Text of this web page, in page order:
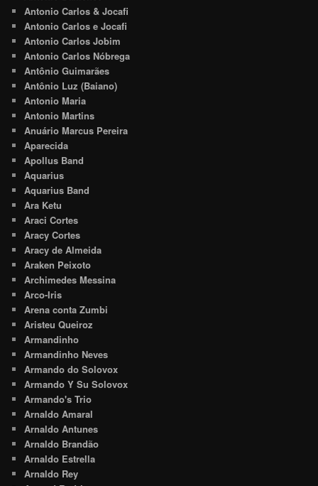
Antonio Carlos & Jocafi
Antonio Carlos e Jocafi
Antonio Carlos Jobim
Antonio Carlos Nóbrega
Antônio Guimarães
Antônio Luz (Baiano)
Antonio Maria
Antonio Martins
Anuário Marcus Pereira
Aparecida
Apollus Band
Aquarius
Aquarius Band
Ara Ketu
Araci Cortes
Aracy Cortes
Aracy de Almeida
Araken Peixoto
Archimedes Messina
Arco-Iris
Arena conta Zumbi
Aristeu Queiroz
Armandinho
Armandinho Neves
Armando do Solovox
Armando Y Su Solovox
Armando's Trio
Arnaldo Amaral
Arnaldo Antunes
Arnaldo Brandão
Arnaldo Estrella
Arnaldo Rey